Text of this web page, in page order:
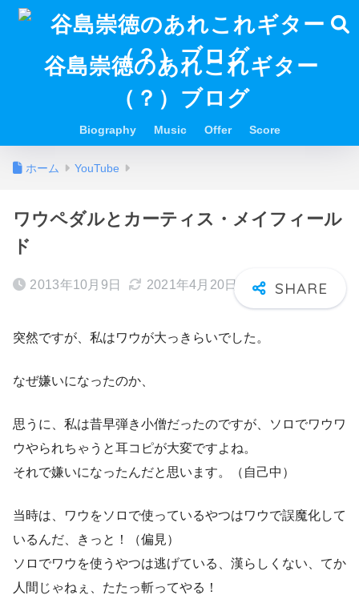
谷島崇徳のあれこれギター
（？）ブログ
Biography Music Offer Score
ホーム YouTube
ワウペダルとカーティス・メイフィール
ド
2013年10月9日 2021年4月20日
突然ですが、私はワウが大っきらいでした。
なぜ嫌いになったのか、
思うに、私は昔早弾き小僧だったのですが、ソロでワウワ
ウやられちゃうと耳コピが大変ですよね。
それで嫌いになったんだと思います。（自己中）
当時は、ワウをソロで使っているやつはワウで誤魔化して
いるんだ、きっと！（偏見）
ソロでワウを使うやつは逃げている、漢らしくない、てか
人間じゃねぇ、たたっ斬ってやる！